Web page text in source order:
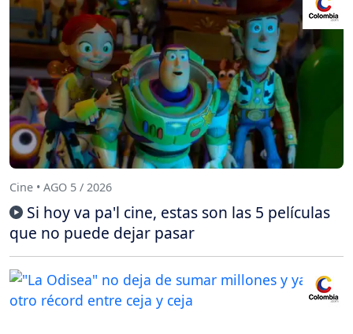
Cine • AGO 5 / 2026
Si hoy va pa'l cine, estas son las 5 películas
que no puede dejar pasar